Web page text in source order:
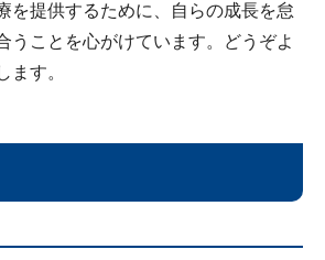
を提供するために、自らの成長を怠
うことを心がけています。どうぞよ
ます。